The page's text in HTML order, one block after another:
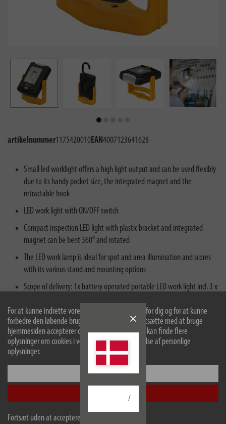
For at kunne indrette vores hjemmeside optimalt for dig og for at kunne
forbedre den løbende bruger vi cookies. Ved at fortsætte med at bruge
hjemmesiden accepterer du brugen af cookies. Du kan finde flere
oplysninger om cookies i vores politik om beskyttelse af personlige
oplysninger.
Konfigurer
Fortsæt uden at acceptere
/
artikelnummer1175420010EAN4007123641628
Small led worklight offers a high light output and can be used flexibly
due to its handy pocket size, the integrated magnet and the
retractable hook
LED work light with ON/OFF switch
Compact inspection LED light with plastic bracket and integrated
magnet can be bent 360° and rotated
The LED work lamp is ideal for spot and area illumination and scores
with its various stand and mounting options
Scope of delivery: 1x battery operated portable LED work light incl. 3 x
tekniske data